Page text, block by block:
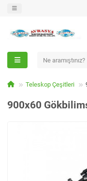
Teleskop Çeşitleri
900x60